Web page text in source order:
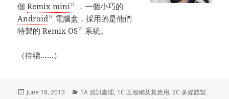
個Remix miniW
，一個小巧的
AndroidW 電腦盒，採用的是他們
特製的Remix OSW 系統。
（待續……）
Posted
June 18, 2013 Categories
1A 資訊處理, 1C 互聯網及其應用,2C 多媒體製